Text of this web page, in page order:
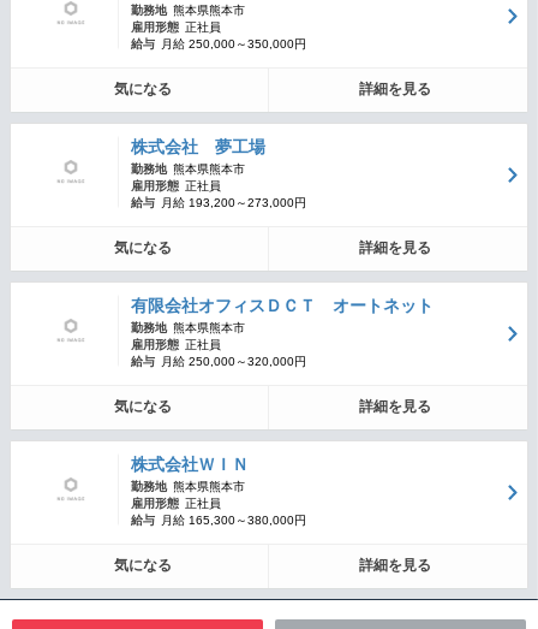
勤務地 熊本県熊本市
雇用形態 正社員
給与
月給 250,000～350,000円
気になる 詳細を見る
株式会社 夢工場
勤務地 熊本県熊本市
雇用形態 正社員
給与
月給 193,200～273,000円
気になる 詳細を見る
有限会社オフィスＤＣＴ オートネット
勤務地 熊本県熊本市
雇用形態 正社員
給与
月給 250,000～320,000円
気になる 詳細を見る
株式会社ＷＩＮ
勤務地 熊本県熊本市
雇用形態 正社員
給与
月給 165,300～380,000円
気になる 詳細を見る